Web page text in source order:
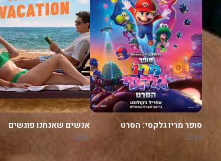
סופר מריו גלקסי: הסרט
2026
אנשים שאנחנו פוגשים
בחופשה
2026